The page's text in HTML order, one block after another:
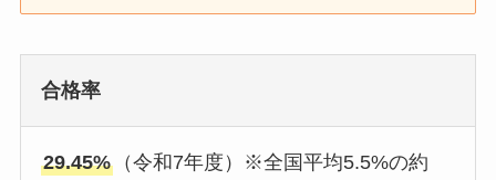
合格率
29.45%（令和7年度）※全国平均5.5%の約